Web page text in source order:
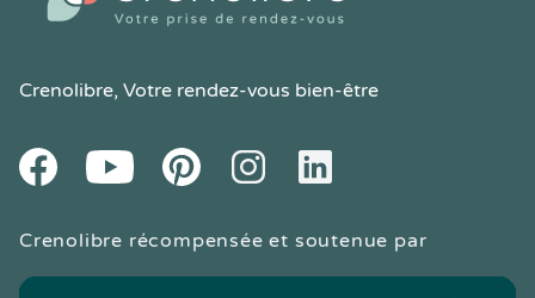
Crenolibre, Votre rendez-vous bien-être
FacebookYoutube PinteresetInstagramLinkedIn
Crenolibre récompensée et soutenue par